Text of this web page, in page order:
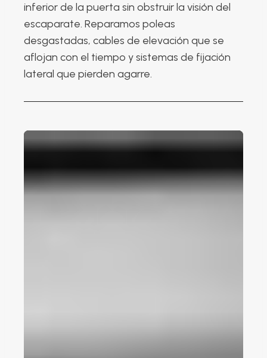
inferior de la puerta sin obstruir la visión del
escaparate. Reparamos poleas
desgastadas, cables de elevación que se
aflojan con el tiempo y sistemas de fijación
lateral que pierden agarre.